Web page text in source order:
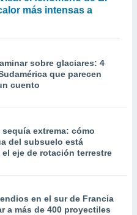
más intensas a
sobre glaciares: 4
que parecen
cuento
sequía extrema: cómo
del subsuelo está
eje de rotación terrestre
en el sur de Francia
a más de 400 proyectiles